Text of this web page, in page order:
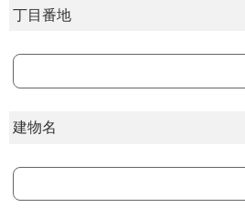
丁目番地
建物名